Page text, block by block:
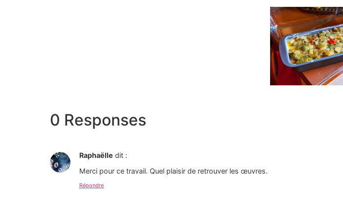
0 Responses
Raphaëlle dit :
Merci pour ce travail. Quel plaisir de retrouver les œuvres.
Répondre